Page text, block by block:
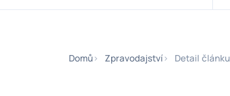
Domů Zpravodajství Detail článku